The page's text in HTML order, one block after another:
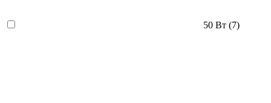
50 Вт (7)